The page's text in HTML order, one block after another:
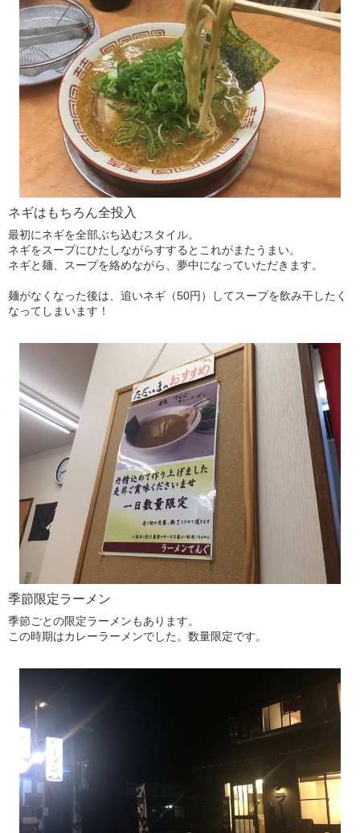
ネギはもちろん全投入
最初にネギを全部ぶち込むスタイル。
ネギをスープにひたしながらすするとこれがまたうまい。
ネギと麺、スープを絡めながら、夢中になっていただきます。
麺がなくなった後は、追いネギ（50円）してスープを飲み干したく
なってしまいます！
季節限定ラーメン
季節ごとの限定ラーメンもあります。
この時期はカレーラーメンでした。数量限定です。